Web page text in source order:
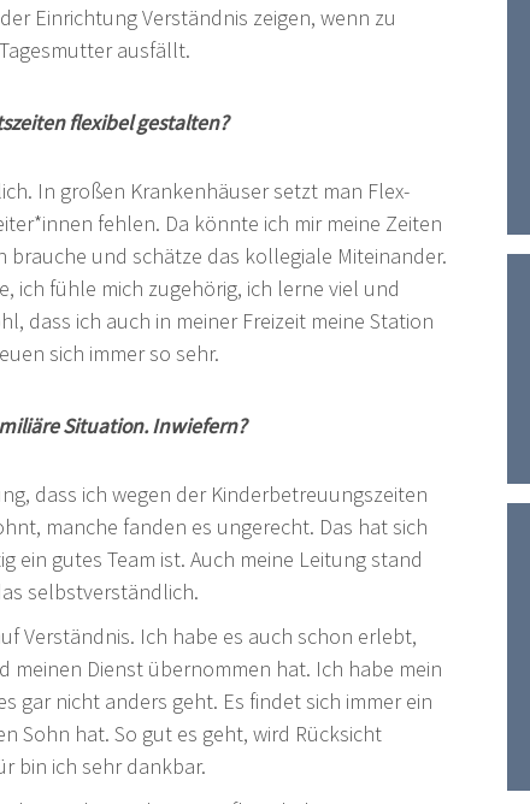
Einrichtung Verständnis zeigen, wenn zu
ausfällt.
flexibel gestalten?
In großen Krankenhäuser setzt man Flex-
fehlen. Da könnte ich mir meine Zeiten
und schätze das kollegiale Miteinander.
ich fühle mich zugehörig, ich lerne viel und
dass ich auch in meiner Freizeit meine Station
sich immer so sehr.
Situation. Inwiefern?
dass ich wegen der Kinderbetreuungszeiten
manche fanden es ungerecht. Das hat sich
ein gutes Team ist. Auch meine Leitung stand
selbstverständlich.
Verständnis. Ich habe es auch schon erlebt,
meinen Dienst übernommen hat. Ich habe mein
gar nicht anders geht. Es findet sich immer ein
Sohn hat. So gut es geht, wird Rücksicht
bin ich sehr dankbar.